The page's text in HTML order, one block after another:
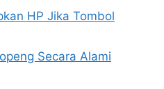
HP Jika Tombol
Secara Alami